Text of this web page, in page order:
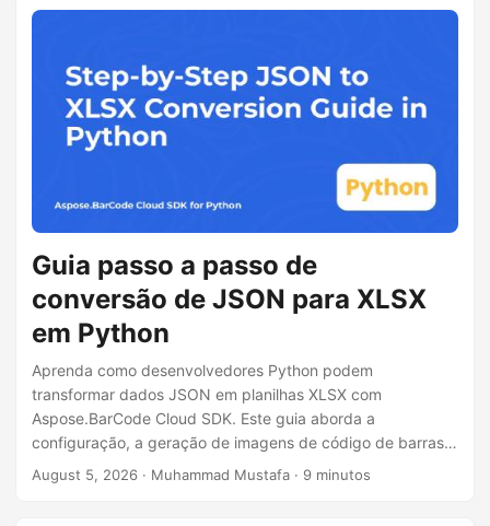
Guia passo a passo de
conversão de JSON para XLSX
em Python
Aprenda como desenvolvedores Python podem
transformar dados JSON em planilhas XLSX com
Aspose.BarCode Cloud SDK. Este guia aborda a
configuração, a geração de imagens de código de barras,
o mapeamento de campos JSON, a gravação de arquivos
August 5, 2026 · Muhammad Mustafa · 9 minutos